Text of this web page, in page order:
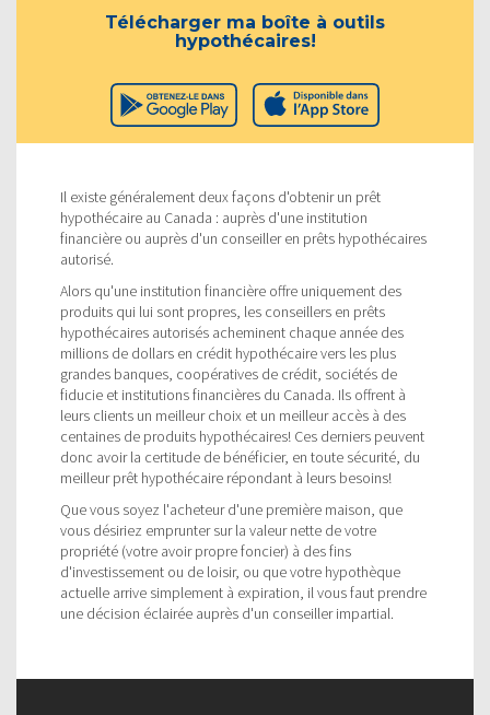
Télécharger ma boîte à outils
hypothécaires!
Il existe généralement deux façons d'obtenir un prêt
hypothécaire au Canada : auprès d'une institution
financière ou auprès d'un conseiller en prêts hypothécaires
autorisé.
Alors qu'une institution financière offre uniquement des
produits qui lui sont propres, les conseillers en prêts
hypothécaires autorisés acheminent chaque année des
millions de dollars en crédit hypothécaire vers les plus
grandes banques, coopératives de crédit, sociétés de
fiducie et institutions financières du Canada. Ils offrent à
leurs clients un meilleur choix et un meilleur accès à des
centaines de produits hypothécaires! Ces derniers peuvent
donc avoir la certitude de bénéficier, en toute sécurité, du
meilleur prêt hypothécaire répondant à leurs besoins!
Que vous soyez l'acheteur d'une première maison, que
vous désiriez emprunter sur la valeur nette de votre
propriété (votre avoir propre foncier) à des fins
d'investissement ou de loisir, ou que votre hypothèque
actuelle arrive simplement à expiration, il vous faut prendre
une décision éclairée auprès d'un conseiller impartial.